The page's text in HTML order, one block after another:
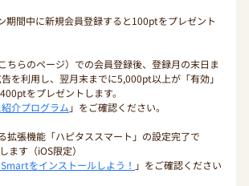
期間中に新規会員登録すると100ptをプレゼント
ちらのページ）での会員登録後、登録月の末日ま
を利用し、翌月末までに5,000pt以上が「有効」
をプレゼントします。
介プログラム 」をご確認ください。
拡張機能「ハピタススマート」の設定完了で
ます（iOS限定）
をインストールしよう！ 」をご確認ください